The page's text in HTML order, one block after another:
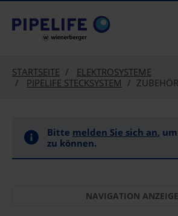
text.skipToContent
text.skipToNavigation
STARTSEITE
ELEKTROSYSTEME
PIPELIFE STECKSYSTEM
ZUBEHÖR
Bitte melden Sie sich an,
zu können.